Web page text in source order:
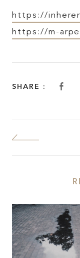
https://
https://m-
SHARE :